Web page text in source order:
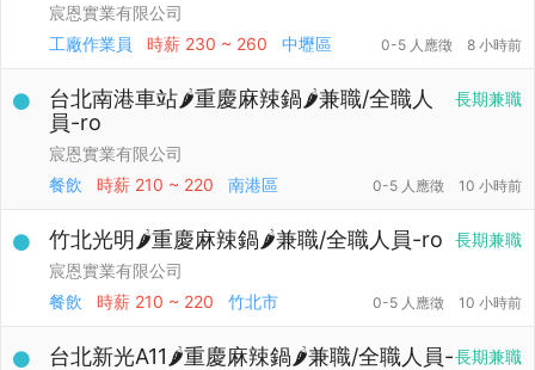
宸恩實業有限公司
工廠作業員
時薪 230 ~ 260 中壢區 0-5 人應徵 8 小時前
長期兼職
台北南港車站🌶️重慶麻辣鍋🌶️兼職/全職人
員-ro
宸恩實業有限公司
餐飲
時薪 210 ~ 220 南港區 0-5 人應徵 10 小時前
長期兼職
竹北光明🌶️重慶麻辣鍋🌶️兼職/全職人員-ro
宸恩實業有限公司
餐飲
時薪 210 ~ 220 竹北市 0-5 人應徵 10 小時前
長期兼職
台北新光A11🌶️重慶麻辣鍋🌶️兼職/全職人員-